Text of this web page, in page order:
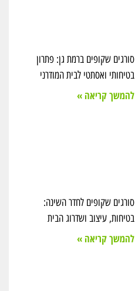
סורגים שקופים ברמת גן: פתרון
בטיחותי ואסתטי לבית המודרני
להמשך קריאה »
סורגים שקופים לחדר השינה:
בטיחות, עיצוב ושדרוג הבית
להמשך קריאה »